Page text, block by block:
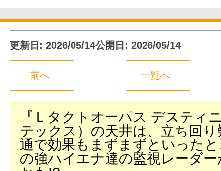
更新日: 2026/05/14公開日: 2026/05/14
前へ 一覧へ
『Ｌタクトオーパス デスティ
テックス）の天井は、立ち回り
通で効果もまずまずといった
の強ハイエナ達の監視レーダ